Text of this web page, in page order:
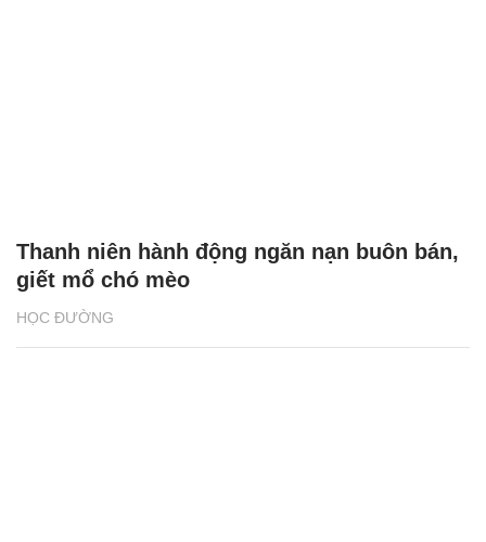
HỌC ĐƯỜNG
Thanh niên hành động ngăn nạn buôn bán,
giết mổ chó mèo